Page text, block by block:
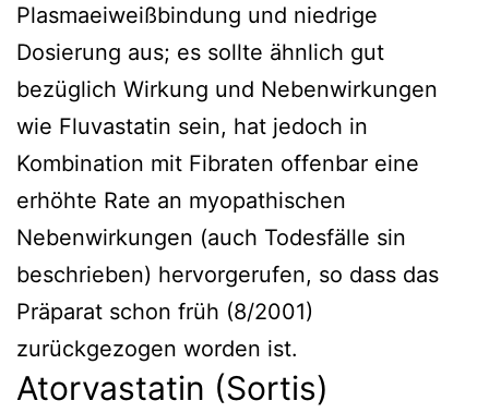
Plasmaeiweißbindung und niedrige
Dosierung aus; es sollte ähnlich gut
bezüglich Wirkung und Nebenwirkungen
wie Fluvastatin sein, hat jedoch in
Kombination mit Fibraten offenbar eine
erhöhte Rate an myopathischen
Nebenwirkungen (auch Todesfälle sin
beschrieben) hervorgerufen, so dass das
Präparat schon früh (8/2001)
zurückgezogen worden ist.
Atorvastatin (Sortis)